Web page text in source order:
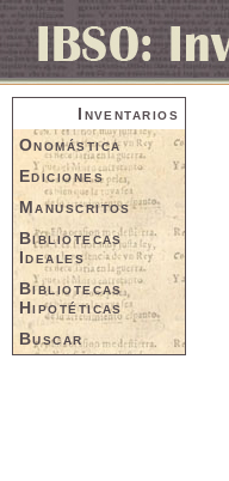
Inventarios
Onomástica
Ediciones
Manuscritos
Bibliotecas
Ideales
Bibliotecas
Hipotéticas
Buscar